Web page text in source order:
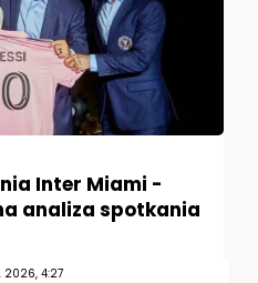
Inter Miami -
analiza spotkania
2026, 4:27